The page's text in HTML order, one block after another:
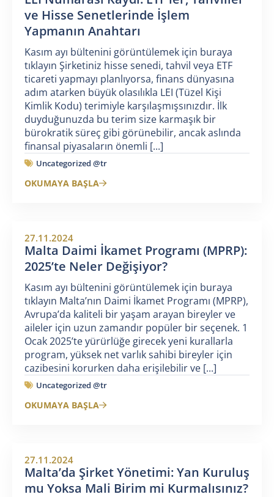
ve Hisse Senetlerinde İşlem
Yapmanın Anahtarı
Kasım ayı bültenini görüntülemek için buraya
tıklayın Şirketiniz hisse senedi, tahvil veya ETF
ticareti yapmayı planlıyorsa, finans dünyasına
adım atarken büyük olasılıkla LEI (Tüzel Kişi
Kimlik Kodu) terimiyle karşılaşmışsınızdır. İlk
duyduğunuzda bu terim size karmaşık bir
bürokratik süreç gibi görünebilir, ancak aslında
finansal piyasaların önemli [...]
Uncategorized @tr
OKUMAYA BAŞLA
27.11.2024
Malta Daimi İkamet Programı (MPRP):
2025’te Neler Değişiyor?
Kasım ayı bültenini görüntülemek için buraya
tıklayın Malta’nın Daimi İkamet Programı (MPRP),
Avrupa’da kaliteli bir yaşam arayan bireyler ve
aileler için uzun zamandır popüler bir seçenek. 1
Ocak 2025’te yürürlüğe girecek yeni kurallarla
program, yüksek net varlık sahibi bireyler için
cazibesini korurken daha erişilebilir ve [...]
Uncategorized @tr
OKUMAYA BAŞLA
27.11.2024
Malta’da Şirket Yönetimi: Yan Kuruluş
mu Yoksa Mali Birim mi Kurmalısınız?